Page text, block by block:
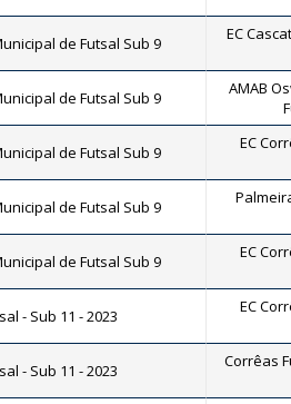
de Futsal Sub 9 EC
de Futsal Sub 9
AMAB
de Futsal Sub 9 EC
de Futsal Sub 9
de Futsal Sub 9 EC
- Sub 11 - 2023 EC
- Sub 11 - 2023 Corrêas